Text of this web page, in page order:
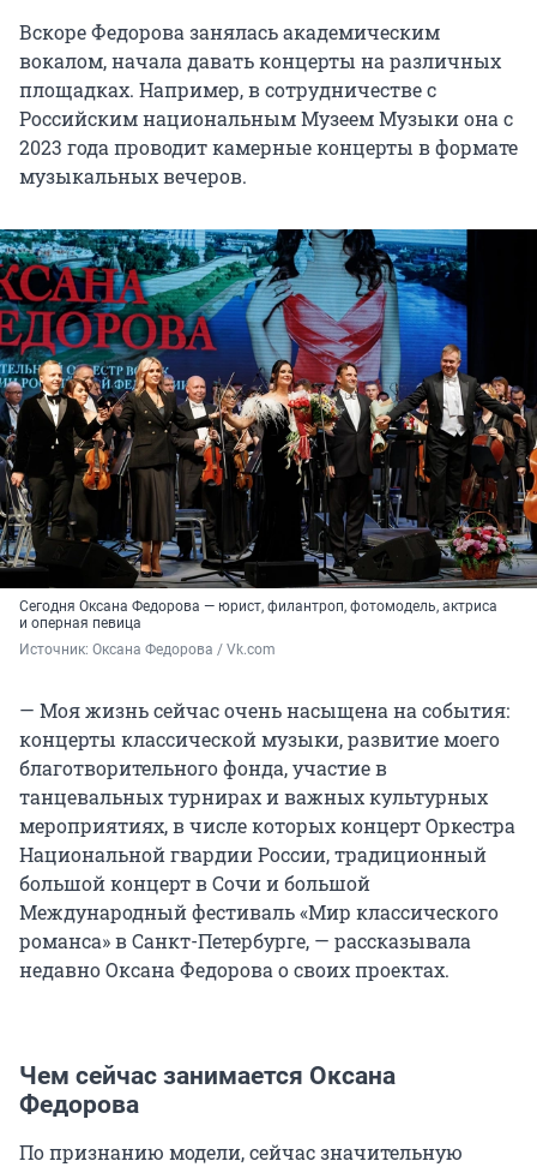
Вскоре Федорова занялась академическим
вокалом, начала давать концерты на различных
площадках. Например, в сотрудничестве с
Российским национальным Музеем Музыки она с
2023 года проводит камерные концерты в формате
музыкальных вечеров.
Сегодня Оксана Федорова — юрист, филантроп, фотомодель, актриса
и оперная певица
Источник: Оксана Федорова / Vk.com
— Моя жизнь сейчас очень насыщена на события:
концерты классической музыки, развитие моего
благотворительного фонда, участие в
танцевальных турнирах и важных культурных
мероприятиях, в числе которых концерт Оркестра
Национальной гвардии России, традиционный
большой концерт в Сочи и большой
Международный фестиваль «Мир классического
романса» в Санкт-Петербурге, — рассказывала
недавно Оксана Федорова о своих проектах.
Чем сейчас занимается Оксана
Федорова
По признанию модели, сейчас значительную